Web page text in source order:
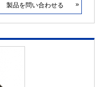
製品を問い合わせる »